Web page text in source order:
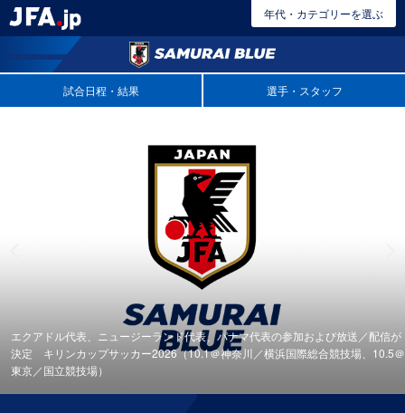
年代・カテゴリーを選ぶ
試合日程・結果 選手・スタッフ
エクアドル代表、ニュージーランド代表、パナマ代表の参加および放送／配信が
決定 キリンカップサッカー2026（10.1＠神奈川／横浜国際総合競技場、10.5＠
東京／国立競技場）